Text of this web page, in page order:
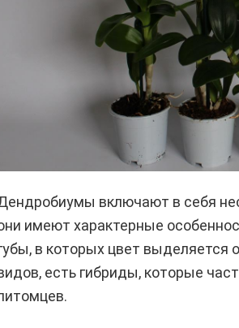
включают в себя
имеют характерные
в которых цвет выделяется
есть гибриды, которые